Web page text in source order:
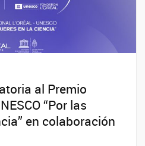
al Premio
“Por las
en colaboración